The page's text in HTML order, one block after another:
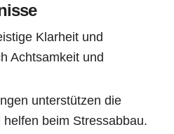
Klarheit und
Achtsamkeit und
unterstützen die
beim Stressabbau.